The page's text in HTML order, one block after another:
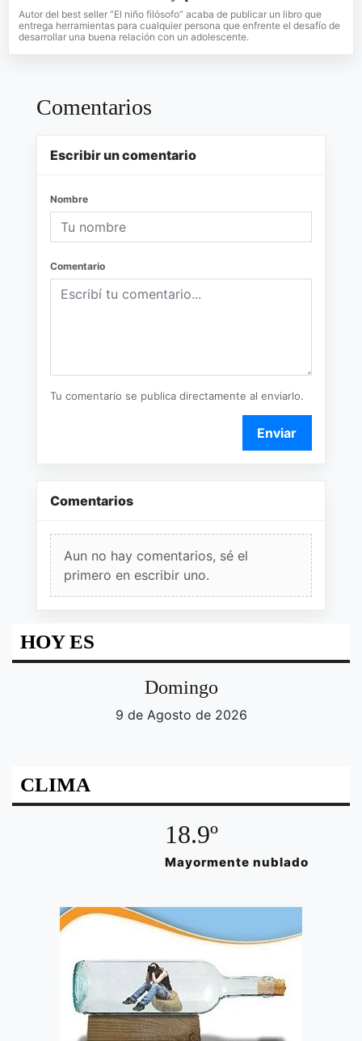
Autor del best seller “El niño filósofo” acaba de publicar un libro que
entrega herramientas para cualquier persona que enfrente el desafío de
desarrollar una buena relación con un adolescente.
Comentarios
Escribir un comentario
Nombre
Comentario
Tu comentario se publica directamente al enviarlo.
Enviar
Comentarios
Aun no hay comentarios, sé el
primero en escribir uno.
HOY ES
Domingo
9 de Agosto de 2026
CLIMA
18.9º
Mayormente nublado